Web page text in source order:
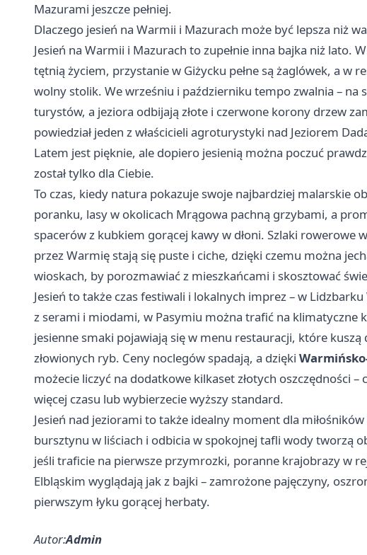
Mazurami jeszcze pełniej.
Dlaczego jesień na Warmii i Mazurach może być lepsza niż
Jesień na Warmii i Mazurach to zupełnie inna bajka niż lato.
tętnią życiem, przystanie w Giżycku pełne są żaglówek, a w
wolny stolik. We wrześniu i październiku tempo zwalnia – na
turystów, a jeziora odbijają złote i czerwone korony drzew
powiedział jeden z właścicieli agroturystyki nad Jeziorem
Latem jest pięknie, ale dopiero jesienią można poczuć
został tylko dla Ciebie.
To czas, kiedy natura pokazuje swoje najbardziej malarskie
poranku, lasy w okolicach Mrągowa pachną grzybami, a
spacerów z kubkiem gorącej kawy w dłoni. Szlaki rowerowe
przez Warmię stają się puste i ciche, dzięki czemu można
wioskach, by porozmawiać z mieszkańcami i skosztować
Jesień to także czas festiwali i lokalnych imprez – w
z serami i miodami, w Pasymiu można trafić na klimatyczne
jesienne smaki pojawiają się w menu restauracji, które
złowionych ryb. Ceny noclegów spadają, a dzięki
możecie liczyć na dodatkowe kilkaset złotych oszczędności
więcej czasu lub wybierzecie wyższy standard.
Jesień nad jeziorami to także idealny moment dla
bursztynu w liściach i odbicia w spokojnej tafli wody tworzą
jeśli traficie na pierwsze przymrozki, poranne krajobrazy w
Elbląskim wyglądają jak z bajki – zamrożone pajęczyny,
pierwszym łyku gorącej herbaty.
Autor:Admin